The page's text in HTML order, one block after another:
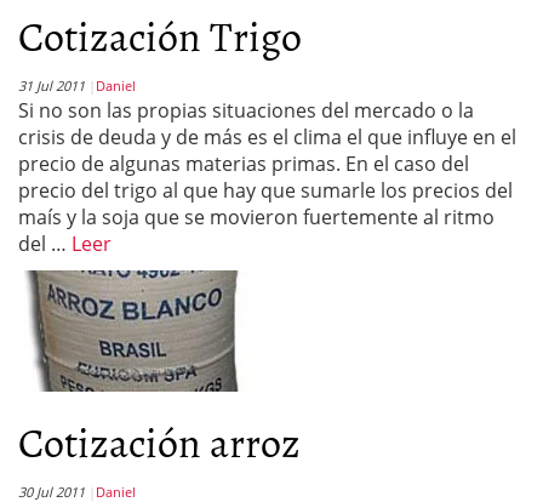
Cotización Trigo
31 Jul 2011 Daniel
Si no son las propias situaciones del mercado o la
crisis de deuda y de más es el clima el que influye en el
precio de algunas materias primas. En el caso del
precio del trigo al que hay que sumarle los precios del
maís y la soja que se movieron fuertemente al ritmo
del … Leer
Cotización arroz
30 Jul 2011 Daniel